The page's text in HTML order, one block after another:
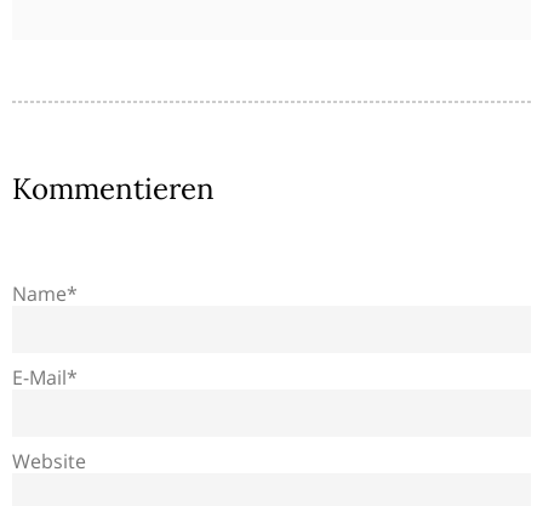
Kommentieren
Name*
E-Mail*
Website